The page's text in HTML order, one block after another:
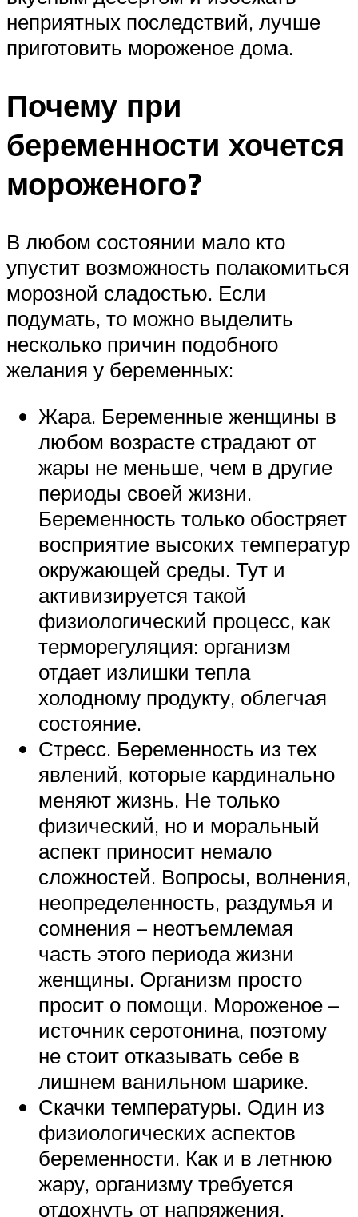
неприятных последствий, лучше
приготовить мороженое дома.
Почему при
беременности хочется
мороженого?
В любом состоянии мало кто
упустит возможность полакомиться
морозной сладостью. Если
подумать, то можно выделить
несколько причин подобного
желания у беременных:
Жара. Беременные женщины в
любом возрасте страдают от
жары не меньше, чем в другие
периоды своей жизни.
Беременность только обостряет
восприятие высоких температур
окружающей среды. Тут и
активизируется такой
физиологический процесс, как
терморегуляция: организм
отдает излишки тепла
холодному продукту, облегчая
состояние.
Стресс. Беременность из тех
явлений, которые кардинально
меняют жизнь. Не только
физический, но и моральный
аспект приносит немало
сложностей. Вопросы, волнения,
неопределенность, раздумья и
сомнения – неотъемлемая
часть этого периода жизни
женщины. Организм просто
просит о помощи. Мороженое –
источник серотонина, поэтому
не стоит отказывать себе в
лишнем ванильном шарике.
Скачки температуры. Один из
физиологических аспектов
беременности. Как и в летнюю
жару, организму требуется
отдохнуть от напряжения.